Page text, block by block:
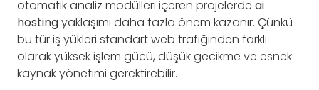
otomatik analiz modülleri içeren projelerde ai
hostingyaklaşımı daha fazla önem kazanır. Çünkü
bu tür iş yükleri standart web trafiğinden farklı
olarak yüksek işlem gücü, düşük gecikme ve esnek
kaynak yönetimi gerektirebilir.